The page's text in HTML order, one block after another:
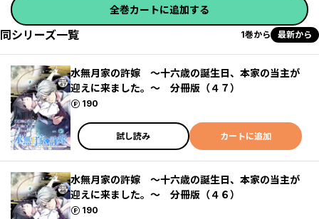
全巻カートに追加する
同シリーズ一覧 1巻から 最新から
水無月家の許嫁 ～十六歳の誕生日、本家の当主が
迎えに来ました。～ 分冊版（４７）
190
ポイント
試し読み カートに追加
水無月家の許嫁 ～十六歳の誕生日、本家の当主が
迎えに来ました。～ 分冊版（４６）
190
ポイント